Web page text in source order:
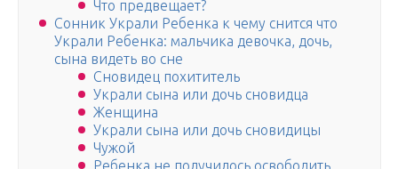
Что предвещает?
Сонник Украли Ребенка к чему снится что
Украли Ребенка: мальчика девочка, дочь,
сына видеть во сне
Сновидец похититель
Украли сына или дочь сновидца
Женщина
Украли сына или дочь сновидицы
Чужой
Ребенка не получилось освободить